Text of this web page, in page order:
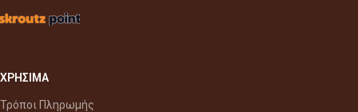
ΧΡΗΣΙΜΑ
Τρόποι Πληρωμής